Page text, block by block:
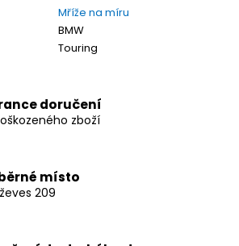
Mříže na míru
BMW
Touring
doručení
zboží
místo
209